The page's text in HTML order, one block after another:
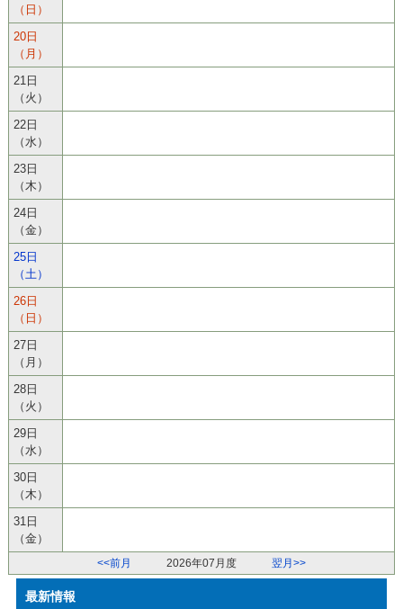
（日）
20日
（月）
21日
（火）
22日
（水）
23日
（木）
24日
（金）
25日
（土）
26日
（日）
27日
（月）
28日
（火）
29日
（水）
30日
（木）
31日
（金）
<<前月 2026年07月度 翌月>>
最新情報